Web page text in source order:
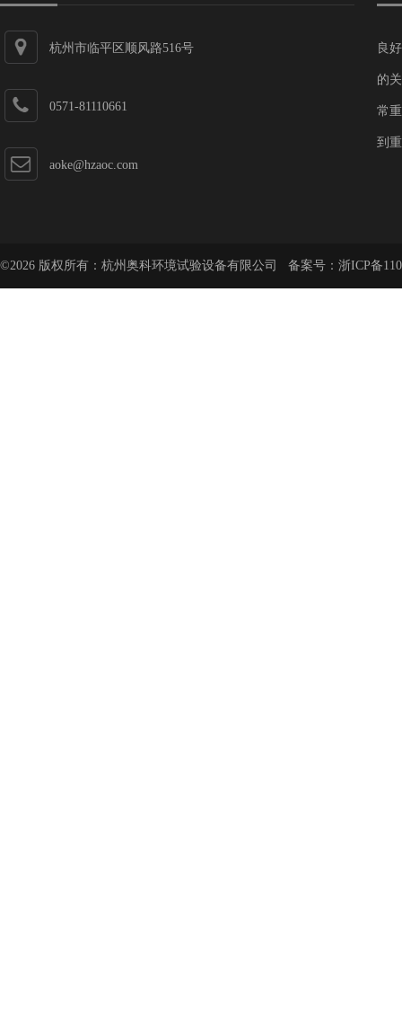
杭州市临平区顺风路516号
0571-81110661
aoke@hzaoc.com
良
的
常
到
©2026 版权所有：杭州奥科环境试验设备有限公司 备案号： 浙ICP备